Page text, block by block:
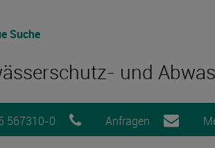
Suche
und
567310-0 Anfragen